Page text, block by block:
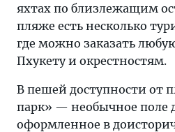
яхтах по близлежащим
пляже есть несколько
где можно заказать
Пхукету и окрестностям.
В пешей доступности от
парк» — необычное поле
оформленное в